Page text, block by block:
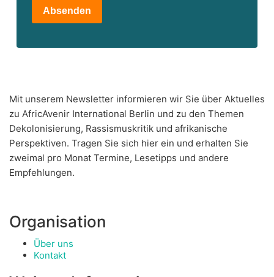
Absenden
Mit unserem Newsletter informieren wir Sie über Aktuelles
zu AfricAvenir International Berlin und zu den Themen
Dekolonisierung, Rassismuskritik und afrikanische
Perspektiven. Tragen Sie sich hier ein und erhalten Sie
zweimal pro Monat Termine, Lesetipps und andere
Empfehlungen.
Organisation
Über uns
Kontakt